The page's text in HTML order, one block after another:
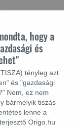
hogy a
és
tényleg azt
és "gazdasági
Nem, ez nem
bármelyik tiszás
lenne a
Origo.hu